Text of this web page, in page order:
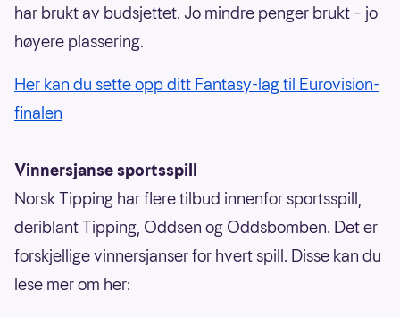
har brukt av budsjettet. Jo mindre penger brukt – jo
høyere plassering.
Her kan du sette opp ditt Fantasy-lag til Eurovision-
finalen
Vinnersjanse sportsspill
Norsk Tipping har flere tilbud innenfor sportsspill,
deriblant Tipping, Oddsen og Oddsbomben. Det er
forskjellige vinnersjanser for hvert spill. Disse kan du
lese mer om her: